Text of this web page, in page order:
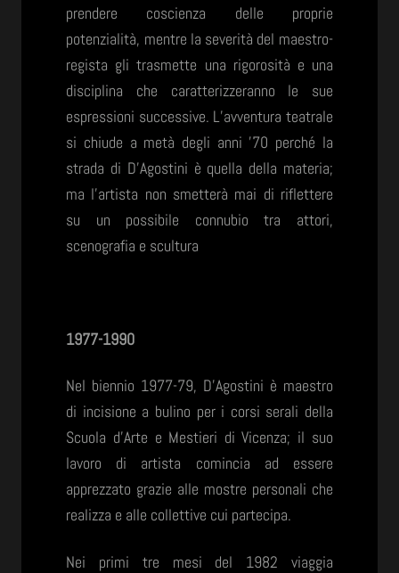
prendere coscienza delle proprie
potenzialità, mentre la severità del maestro-
regista gli trasmette una rigorosità e una
disciplina che caratterizzeranno le sue
espressioni successive. L’avventura teatrale
si chiude a metà degli anni ’70 perché la
strada di D’Agostini è quella della materia;
ma l’artista non smetterà mai di riflettere
su un possibile connubio tra attori,
scenografia e scultura
1977-1990
Nel biennio 1977-79, D’Agostini è maestro
di incisione a bulino per i corsi serali della
Scuola d’Arte e Mestieri di Vicenza; il suo
lavoro di artista comincia ad essere
apprezzato grazie alle mostre personali che
realizza e alle collettive cui partecipa.
Nei primi tre mesi del 1982 viaggia